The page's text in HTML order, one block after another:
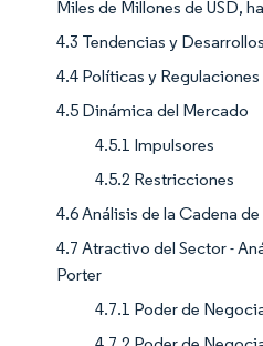
Miles de Millones de USD,
4.3 Tendencias y
4.4 Políticas y
4.5 Dinámica del Mercado
4.5.1 Impulsores
4.5.2 Restricciones
4.6 Análisis de la Cadena
4.7 Atractivo del Sector -
Porter
4.7.1 Poder de